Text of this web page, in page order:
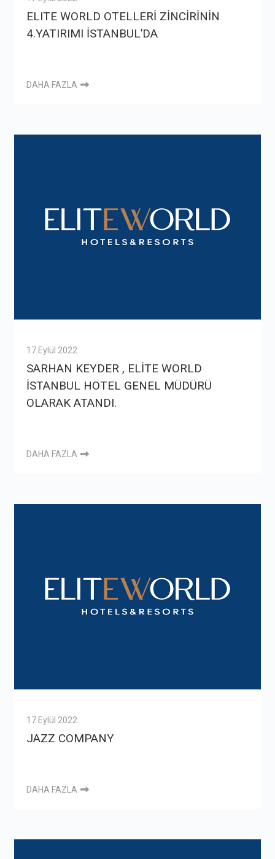
ELITE WORLD OTELLERİ ZİNCİRİNİN
4.YATIRIMI İSTANBUL’DA
DAHA FAZLA
17 Eylül 2022
SARHAN KEYDER , ELİTE WORLD
İSTANBUL HOTEL GENEL MÜDÜRÜ
OLARAK ATANDI.
DAHA FAZLA
17 Eylül 2022
JAZZ COMPANY
DAHA FAZLA